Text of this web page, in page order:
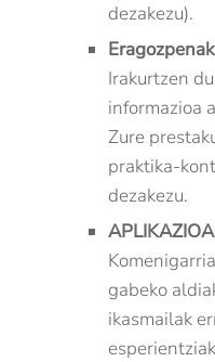
dezakezu).
Eragozpenak
Irakurtzen
informazioa
Zure
praktika-
dezakezu.
gabeko
ikasmailak